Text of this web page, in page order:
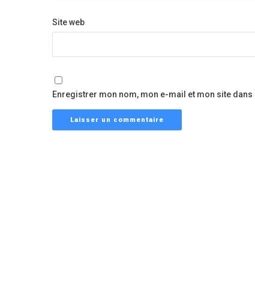
Site web
Enregistrer mon nom, mon e-mail et mon site